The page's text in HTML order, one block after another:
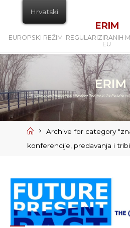
content
ERIM
EUROPSKI REŽIM IREGULARIZIRANIH
EU
Home
Archive for category
konferencije, predavanja i
Hrvatski